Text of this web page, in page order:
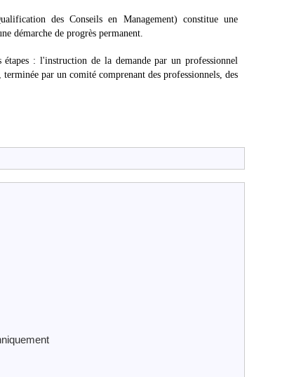
des Conseils en Management) constitue une
démarche de progrès permanent.
: l'instruction de la demande par un professionnel
par un comité comprenant des professionnels, des